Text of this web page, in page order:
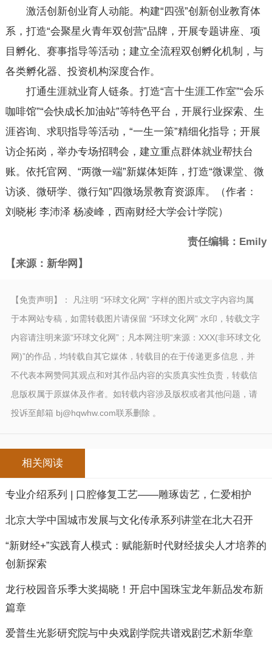
激活创新创业育人动能。构建“四强”创新创业教育体
系，打造“会聚星火青年双创营”品牌，开展专题讲座、项
目孵化、赛事指导等活动；建立全流程双创孵化机制，与
各类孵化器、投资机构深度合作。
打通生涯就业育人链条。打造“言十生涯工作室”“会乐
咖啡馆”“会快成长加油站”等特色平台，开展行业探索、生
涯咨询、求职指导等活动，“一生一策”精细化指导；开展
访企拓岗，举办专场招聘会，建立重点群体就业帮扶台
账。依托官网、“两微一端”新媒体矩阵，打造“微课堂、微
访谈、微研学、微行知”四微场景教育资源库。（作者：
刘晓彬 李沛泽 杨凌峰，西南财经大学会计学院）
责任编辑：Emily
【来源：新华网】
【免责声明】： 凡注明 “环球文化网” 字样的图片或文字内容均属
于本网站专稿，如需转载图片请保留 “环球文化网” 水印，转载文字
内容请注明来源“环球文化网”；凡本网注明“来源：XXX(非环球文化
网)”的作品，均转载自其它媒体，转载目的在于传递更多信息，并
不代表本网赞同其观点和对其作品内容的实质真实性负责，转载信
息版权属于原媒体及作者。如转载内容涉及版权或者其他问题，请
投诉至邮箱 bj@hqwhw.com联系删除 。
相关阅读
专业介绍系列 | 口腔修复工艺——雕琢齿艺，仁爱相护
北京大学中国城市发展与文化传承系列讲堂在北大召开
“新财经+”实践育人模式：赋能新时代财经拔尖人才培养的
创新探索
龙行校园音乐季大奖揭晓！开启中国珠宝龙年新品发布新
篇章
爱普生光影研究院与中央戏剧学院共谱戏剧艺术新华章